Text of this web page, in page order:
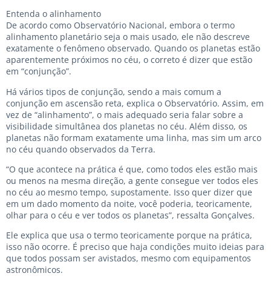
Entenda o alinhamento
De acordo como Observatório Nacional, embora o termo
alinhamento planetário seja o mais usado, ele não descreve
exatamente o fenômeno observado. Quando os planetas estão
aparentemente próximos no céu, o correto é dizer que estão
em “conjunção”.
Há vários tipos de conjunção, sendo a mais comum a
conjunção em ascensão reta, explica o Observatório. Assim, em
vez de “alinhamento”, o mais adequado seria falar sobre a
visibilidade simultânea dos planetas no céu. Além disso, os
planetas não formam exatamente uma linha, mas sim um arco
no céu quando observados da Terra.
“O que acontece na prática é que, como todos eles estão mais
ou menos na mesma direção, a gente consegue ver todos eles
no céu ao mesmo tempo, supostamente. Isso quer dizer que
em um dado momento da noite, você poderia, teoricamente,
olhar para o céu e ver todos os planetas”, ressalta Gonçalves.
Ele explica que usa o termo teoricamente porque na prática,
isso não ocorre. É preciso que haja condições muito ideias para
que todos possam ser avistados, mesmo com equipamentos
astronômicos.